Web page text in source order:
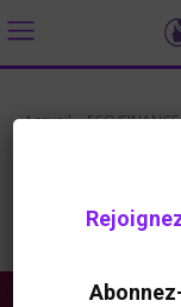
Accueil ECO/FINANCE
Banques / Assurance